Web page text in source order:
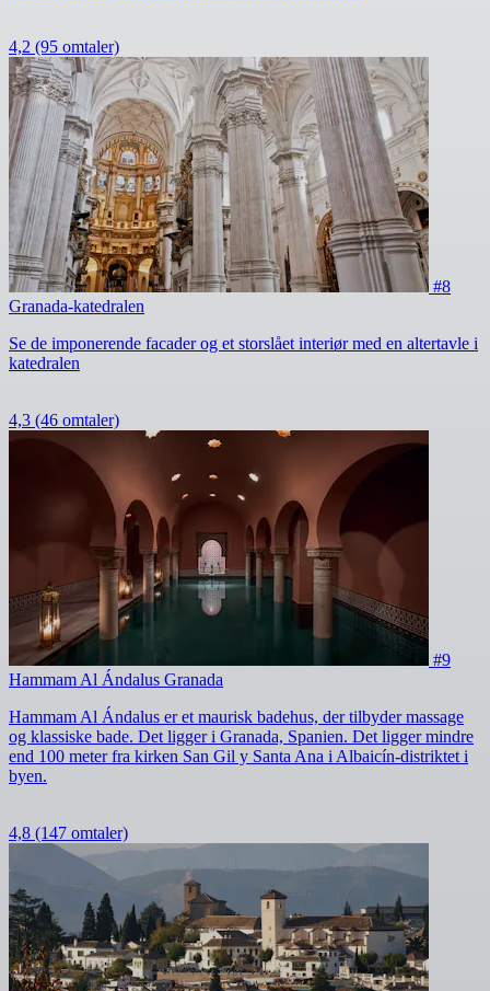
4,2 (95 omtaler)
#8
Granada-katedralen
Se de imponerende facader og et storslået interiør med en altertavle i
katedralen
4,3 (46 omtaler)
#9
Hammam Al Ándalus Granada
Hammam Al Ándalus er et maurisk badehus, der tilbyder massage
og klassiske bade. Det ligger i Granada, Spanien. Det ligger mindre
end 100 meter fra kirken San Gil y Santa Ana i Albaicín-distriktet i
byen.
4,8 (147 omtaler)